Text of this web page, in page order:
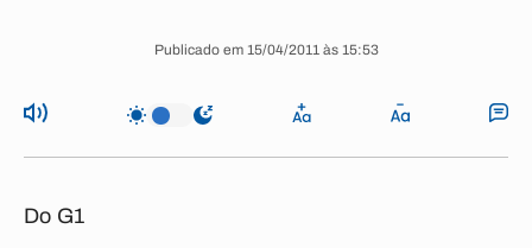
Publicado em 15/04/2011 às 15:53
Do G1